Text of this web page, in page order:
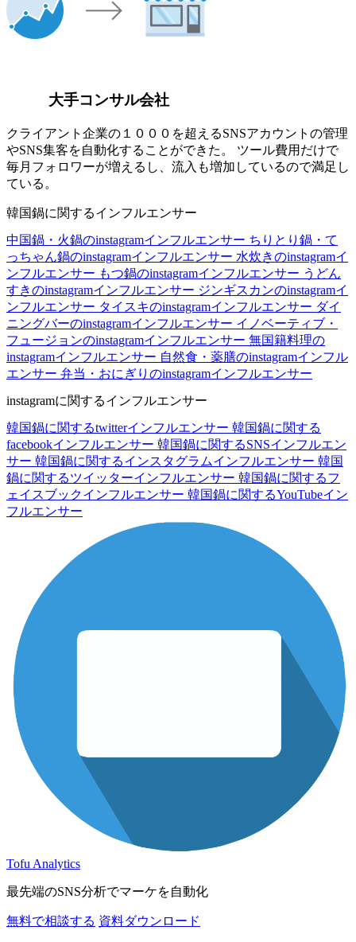
大手コンサル会社
クライアント企業の１０００を超えるSNSアカウントの管理
やSNS集客を自動化することができた。 ツール費用だけで
毎月フォロワーが増えるし、流入も増加しているので満足し
ている。
韓国鍋に関するインフルエンサー
中国鍋・火鍋のinstagramインフルエンサー ちりとり鍋・て
っちゃん鍋のinstagramインフルエンサー 水炊きのinstagramイ
ンフルエンサー もつ鍋のinstagramインフルエンサー うどん
すきのinstagramインフルエンサー ジンギスカンのinstagramイ
ンフルエンサー タイスキのinstagramインフルエンサー ダイ
ニングバーのinstagramインフルエンサー イノベーティブ・
フュージョンのinstagramインフルエンサー 無国籍料理の
instagramインフルエンサー 自然食・薬膳のinstagramインフル
エンサー 弁当・おにぎりのinstagramインフルエンサー
instagramに関するインフルエンサー
韓国鍋に関するtwitterインフルエンサー 韓国鍋に関する
facebookインフルエンサー 韓国鍋に関するSNSインフルエン
サー 韓国鍋に関するインスタグラムインフルエンサー 韓国
鍋に関するツイッターインフルエンサー 韓国鍋に関するフ
ェイスブックインフルエンサー 韓国鍋に関するYouTubeイン
フルエンサー
Tofu Analytics
最先端のSNS分析でマーケを自動化
無料で相談する 資料ダウンロード